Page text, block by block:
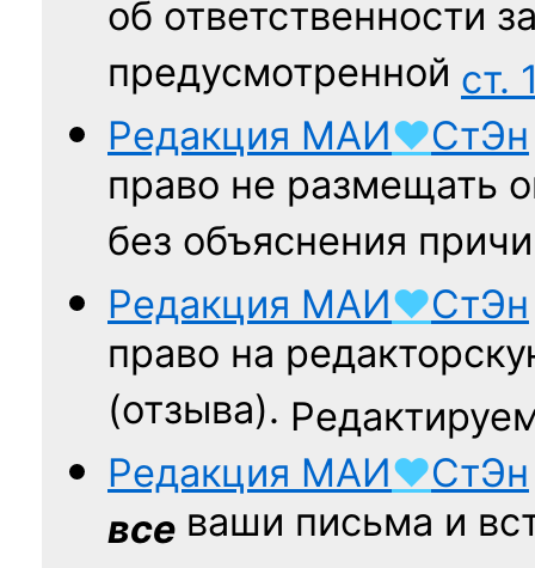
об ответственности
предусмотренной ст.
Редакция МАИ♥СтЭн
право не размещать
без объяснения
Редакция МАИ♥СтЭн
право на
(отзыва).
Редакция МАИ♥СтЭн
все ваши письма и